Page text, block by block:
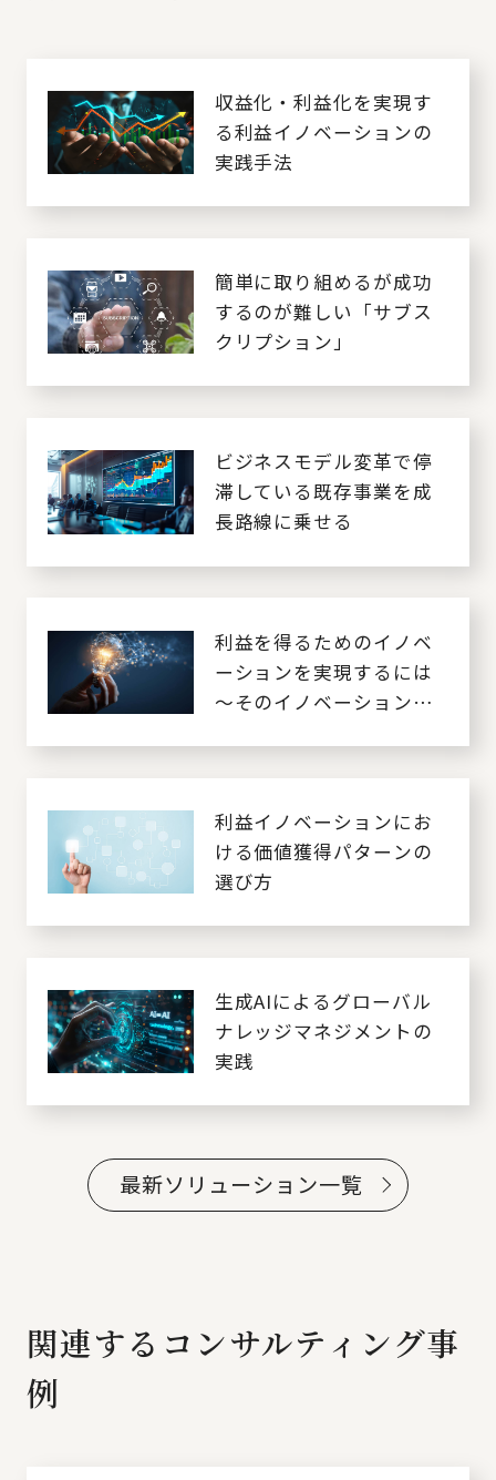
収益化・利益化を実現す
る利益イノベーションの
実践手法
簡単に取り組めるが成功
するのが難しい「サブス
クリプション」
ビジネスモデル変革で停
滞している既存事業を成
長路線に乗せる
利益を得るためのイノベ
ーションを実現するには
～そのイノベーションは
利益イノベーションにお
ける価値獲得パターンの
選び方
生成AIによるグローバル
ナレッジマネジメントの
実践
最新ソリューション一覧
関連するコンサルティング事
例